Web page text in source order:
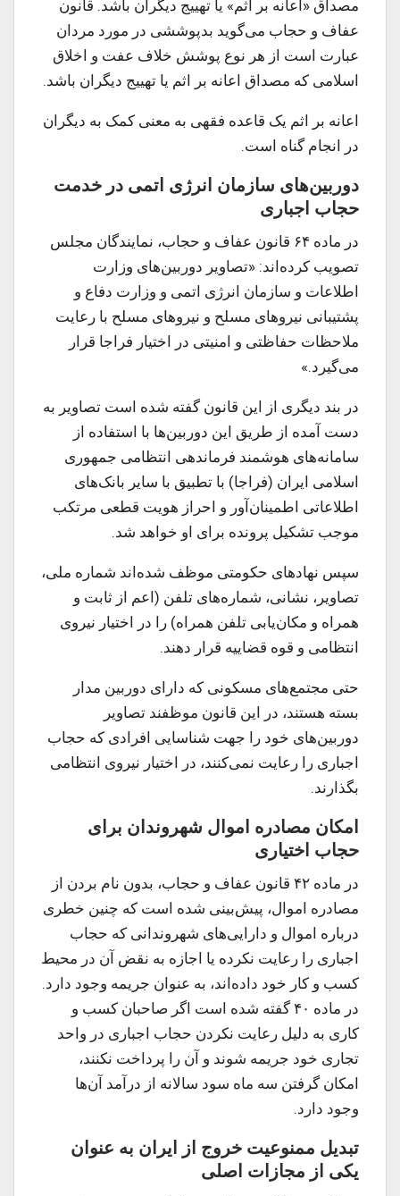
مصداق «اعانه بر اثم» یا تهییج دیگران باشد. قانون
عفاف و حجاب می‌گوید بدپوششی در مورد مردان
عبارت است از هر نوع پوشش خلاف عفت و اخلاق
اسلامی که مصداق اعانه بر اثم یا تهییج دیگران باشد.
اعانه بر اثم یک قاعده فقهی به معنی کمک به دیگران
در انجام گناه است.
دوربین‌های سازمان انرژی اتمی در خدمت
حجاب اجباری
در ماده ۶۴ قانون عفاف و حجاب، نمایندگان مجلس
تصویب کرده‌اند: «تصاویر دوربین‌های وزارت
اطلاعات و سازمان انرژی اتمی و وزارت دفاع و
پشتیبانی نیروهای مسلح و نیروهای مسلح با رعایت
ملاحظات حفاظتی و امنیتی در اختیار فراجا قرار
می‌گیرد.»
در بند دیگری از این قانون گفته شده است تصاویر به
دست آمده از طریق این دوربین‌ها با استفاده از
سامانه‌های هوشمند فرماندهی انتظامی جمهوری
اسلامی ایران (فراجا) با تطبیق با سایر بانک‌های
اطلاعاتی اطمینان‌آور و احراز هویت قطعی مرتکب
موجب تشکیل پرونده برای او خواهد شد.
سپس نهادهای حکومتی موظف شده‌اند شماره ملی،
تصاویر، نشانی، شماره‌های تلفن (اعم از ثابت و
همراه و مکان‌یابی تلفن همراه) را در اختیار نیروی
انتظامی و قوه قضاییه قرار دهند.
حتی مجتمع‌های مسکونی که دارای دوربین مدار
بسته هستند، در این قانون موظفند تصاویر
دوربین‌های خود را جهت شناسایی افرادی که حجاب
اجباری را رعایت نمی‌کنند، در اختیار نیروی انتظامی
بگذارند.
امکان مصادره اموال شهروندان برای
حجاب اختیاری
در ماده ۴۲ قانون عفاف و حجاب، بدون نام بردن از
مصادره اموال، پیش‌بینی شده است که چنین خطری
درباره اموال و دارایی‌های شهروندانی که حجاب
اجباری را رعایت نکرده یا اجازه به نقض آن در محیط
کسب و کار خود داده‌اند، به عنوان جریمه وجود دارد.
در ماده ۴۰ گفته شده است اگر صاحبان کسب و
کاری به دلیل رعایت نکردن حجاب اجباری در واحد
تجاری‌ خود جریمه شوند و آن را پرداخت نکنند،
امکان گرفتن سه ماه سود سالانه از درآمد آن‌ها
وجود دارد.
تبدیل ممنوعیت خروج از ایران به عنوان
یکی از مجازات اصلی